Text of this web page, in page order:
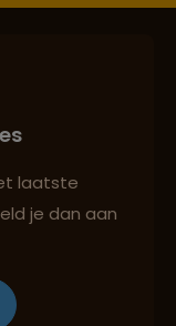
laatste
je dan aan